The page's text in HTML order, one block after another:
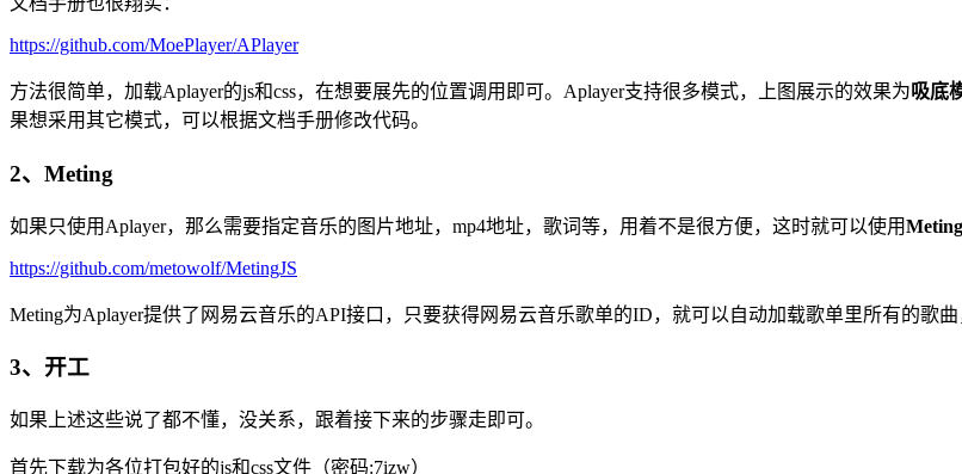
https://github.com/MoePlayer/APlayer
方法很简单，加载Aplayer的js和css，在想要展先的位置调用即可。Aplayer支持很多模式，上图展示的效果为吸底
果想采用其它模式，可以根据文档手册修改代码。
2、Meting
如果只使用Aplayer，那么需要指定音乐的图片地址，mp4地址，歌词等，用着不是很方便，这时就可以使用Meting
https://github.com/metowolf/MetingJS
Meting为Aplayer提供了网易云音乐的API接口，只要获得网易云音乐歌单的ID，就可以自动加载歌单里所有的歌
3、开工
如果上述这些说了都不懂，没关系，跟着接下来的步骤走即可。
首先下载为各位打包好的js和css文件（密码:7izw）